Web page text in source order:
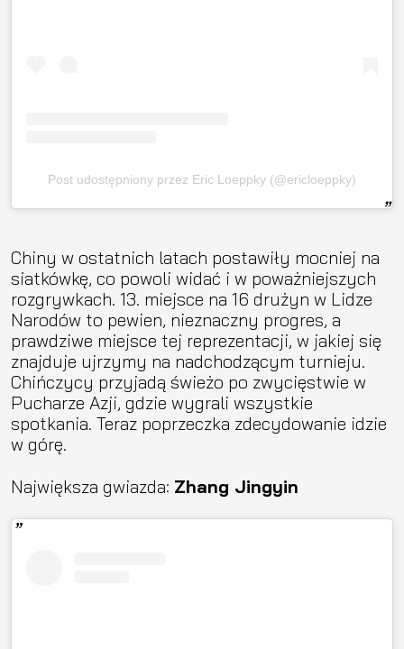
Post udostępniony przez Eric Loeppky (@ericloeppky)
Chiny w ostatnich latach postawiły mocniej na
siatkówkę, co powoli widać i w poważniejszych
rozgrywkach. 13. miejsce na 16 drużyn w Lidze
Narodów to pewien, nieznaczny progres, a
prawdziwe miejsce tej reprezentacji, w jakiej się
znajduje ujrzymy na nadchodzącym turnieju.
Chińczycy przyjadą świeżo po zwycięstwie w
Pucharze Azji, gdzie wygrali wszystkie
spotkania. Teraz poprzeczka zdecydowanie idzie
w górę.
Największa gwiazda: Zhang Jingyin